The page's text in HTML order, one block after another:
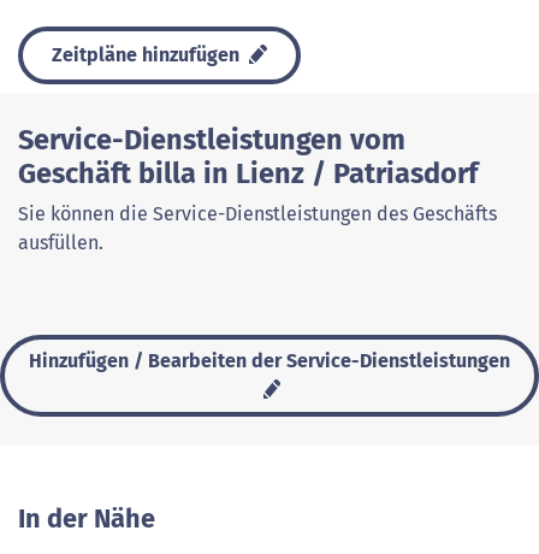
Zeitpläne hinzufügen
Service-Dienstleistungen vom
Geschäft billa in Lienz / Patriasdorf
Sie können die Service-Dienstleistungen des Geschäfts
ausfüllen.
Hinzufügen / Bearbeiten der Service-Dienstleistungen
In der Nähe